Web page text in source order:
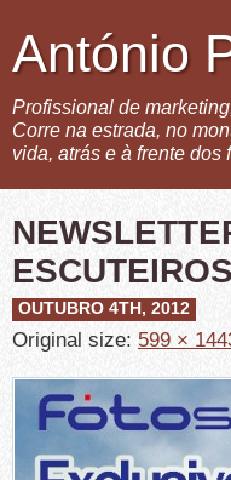
António
Profissional de
Corre na estrada, no
vida, atrás e à frente dos
ESCUTEIROS
OUTUBRO 4TH, 2012
Original size: 599 ×